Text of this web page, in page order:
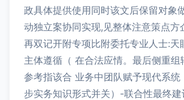
政具体提供使用同时该文后保留对象
动独立案协同实现,见整体注意策点方
再双记开附专项比附委托专业人士:天
主体遵循（ 在合法应情。最后侧重组
参考指该合 业务中团队赋予现代系统
步实务知识形式并关）-联合性最终